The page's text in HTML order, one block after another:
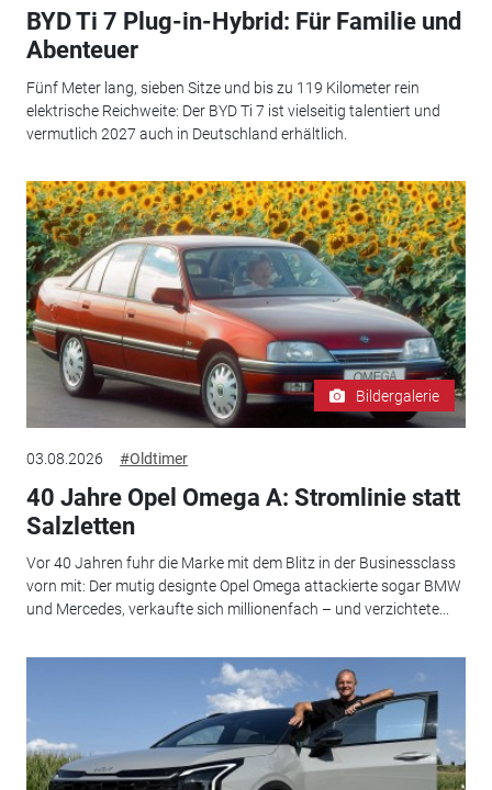
BYD Ti 7 Plug-in-Hybrid: Für Familie und
Abenteuer
Fünf Meter lang, sieben Sitze und bis zu 119 Kilometer rein
elektrische Reichweite: Der BYD Ti 7 ist vielseitig talentiert und
vermutlich 2027 auch in Deutschland erhältlich.
Bildergalerie
03.08.2026 #Oldtimer
40 Jahre Opel Omega A: Stromlinie statt
Salzletten
Vor 40 Jahren fuhr die Marke mit dem Blitz in der Businessclass
vorn mit: Der mutig designte Opel Omega attackierte sogar BMW
und Mercedes, verkaufte sich millionenfach – und verzichtete...